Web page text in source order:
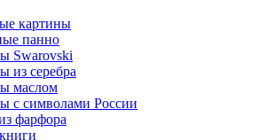
картины
панно
Swarovski
из серебра
маслом
с символами России
фарфора